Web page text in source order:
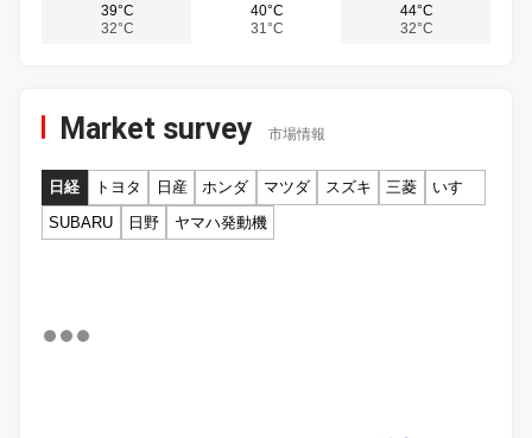
39°C
32°C
40°C
31°C
44°C
32°C
Market survey 市場情報
日経 トヨタ 日産 ホンダ マツダ スズキ 三菱
いすゞ
SUBARU
日野 ヤマハ発動機